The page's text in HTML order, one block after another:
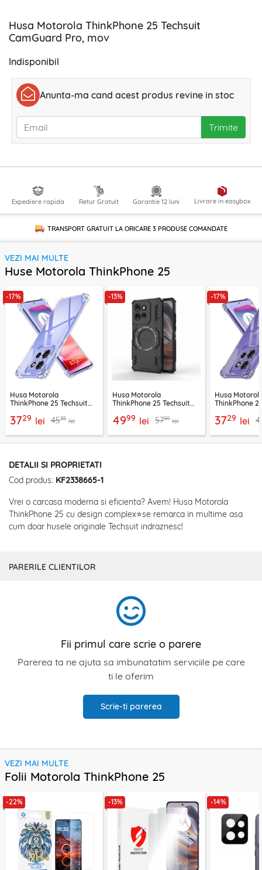
Husa Motorola ThinkPhone 25 Techsuit
CamGuard Pro, mov
Indisponibil
Anunta-ma cand acest produs revine in stoc
Trimite
Expediere rapida Retur Gratuit Garantie 12 luni Livrare in easybox
TRANSPORT GRATUIT LA ORICARE 3 PRODUSECOMANDATE
VEZI MAI MULTE
Huse Motorola ThinkPhone 25
-17%
Husa Motorola
ThinkPhone 25 Techsuit
transparenta
3729 lei 4535 lei
-13%
Husa Motorola
ThinkPhone 25 Techsuit
4999 lei 5799 lei
-17%
Husa
ThinkPhone
fumuriu
3729 lei
DETALII SI PROPRIETATI
Cod produs: KF2338665-1
Vrei o carcasa moderna si eficienta? Avem! Husa Motorola
ThinkPhone 25 cu design complex⭐se remarca in multime asa
cum doar husele originale Techsuit indraznesc!
PARERILE CLIENTILOR
Fii primul care scrie o parere
Parerea ta ne ajuta sa imbunatatim serviciile pe care
ti le oferim
Scrie-ti parerea
VEZI MAI MULTE
Folii Motorola ThinkPhone 25
-22% -13% -14%